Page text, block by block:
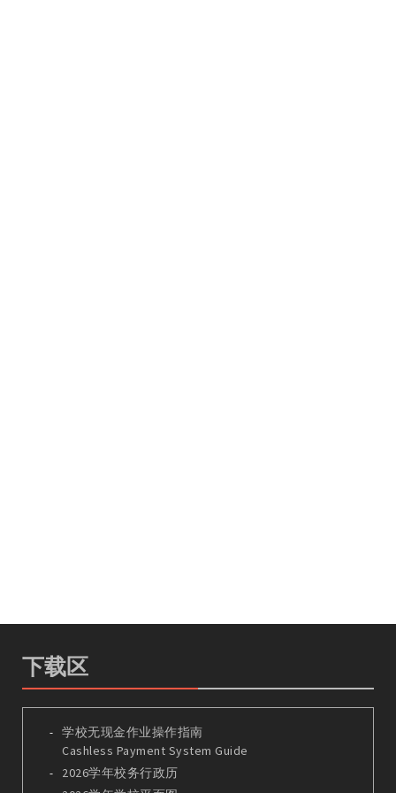
下载区
学校无现金作业操作指南
Cashless Payment System Guide
2026学年校务行政历